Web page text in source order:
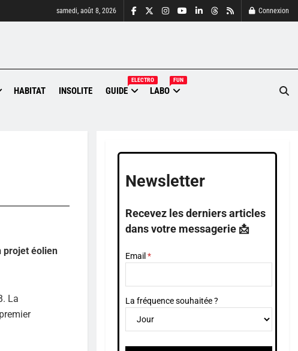
samedi, août 8, 2026 Connexion
HABITAT INSOLITE GUIDE
ELECTRO
LABO
FUN
projet éolien
La
Newsletter
Recevez les derniers articles
dans votre messagerie 📩
Email
La fréquence souhaitée ?